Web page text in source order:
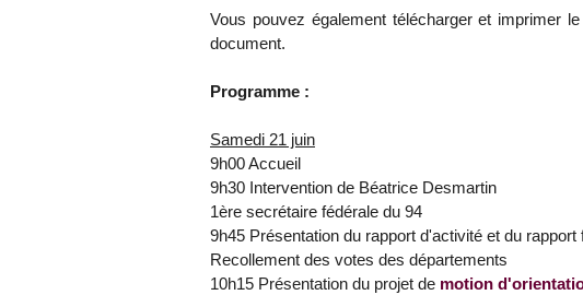
Vous pouvez également télécharger et imprimer
document.
Programme :
Samedi 21 juin
9h00 Accueil
9h30 Intervention de Béatrice Desmartin
1ère secrétaire fédérale du 94
9h45 Présentation du rapport d'activité et du rapport
Recollement des votes des départements
10h15 Présentation du projet de motion